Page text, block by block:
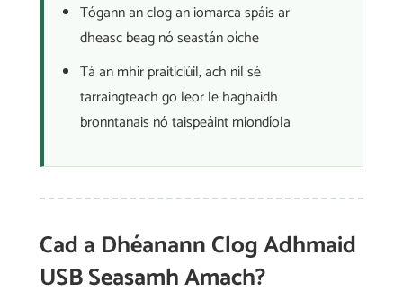
Tógann an clog an iomarca spáis ar
dheasc beag nó seastán oíche
Tá an mhír praiticiúil, ach níl sé
tarraingteach go leor le haghaidh
bronntanais nó taispeáint miondíola
Cad a Dhéanann Clog Adhmaid
USB Seasamh Amach?